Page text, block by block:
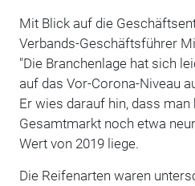
Mit Blick auf die
Verbands-Geschäftsführer
"Die Branchenlage hat sich
auf das Vor-Corona-Niveau
Er wies darauf hin, dass
Gesamtmarkt noch etwa
Wert von 2019 liege.
Die Reifenarten waren